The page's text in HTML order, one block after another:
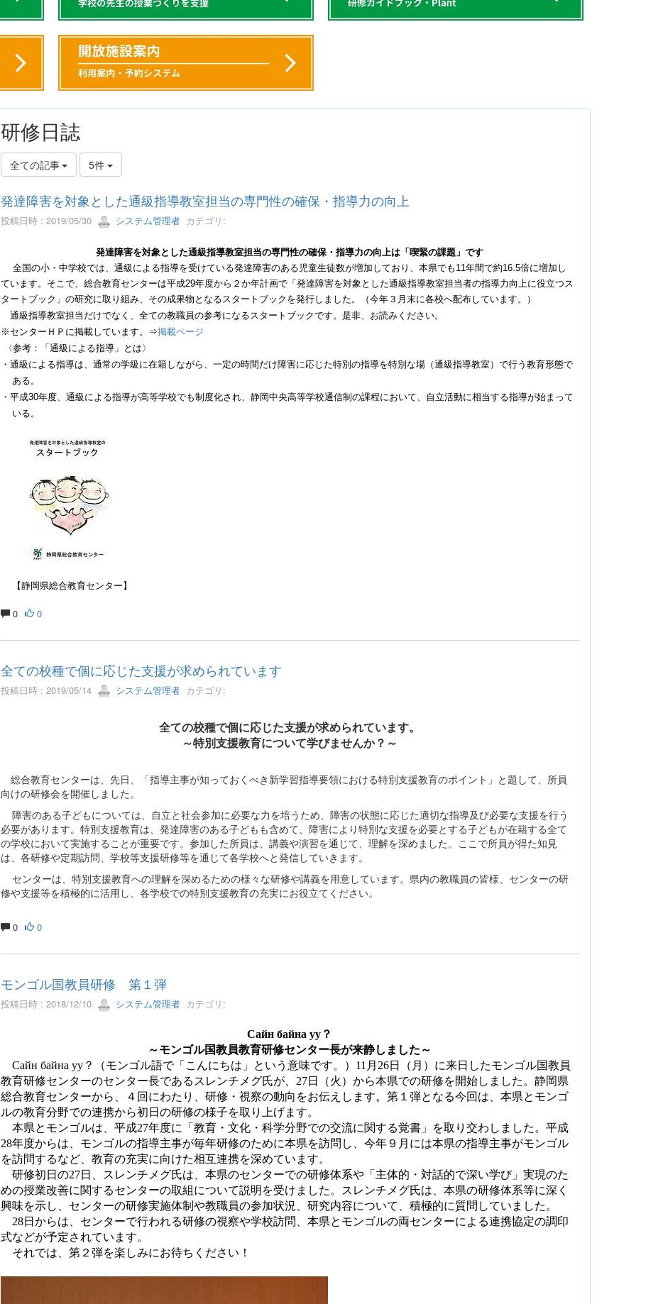
研修日誌
全ての記事 5件
発達障害を対象とした通級指導教室担当の専門性の確保・指導力の向上
投稿日時 : 2019/05/30 システム管理者カテゴリ:
発達障害を対象とした通級指導教室担当の専門性の確保・指導力の向上は「喫緊の課題」です
全国の小・中学校では、通級による指導を受けている発達障害のある児童生徒数が増加しており、本県でも 11年間で約16.5倍に増加し
ています。そこで、総合教育センターは平成29年度から２か年計画で「発達障害を対象とした通級指導教室担当者の指導力向上に役立つス
タートブック」の研究に取り組み、その成果物となるスタートブックを発行しました。（今年３月末に各校へ配布しています。）
通級指導教室担当だけでなく、全ての教職員の参考になるスタートブックです。是非、お読みください。
※センターＨＰに掲載しています。⇒掲載ページ
〈参考：「通級による指導」とは〉
・通級による指導は、通常の学級に在籍しながら、一定の時間だけ障害に応じた特別の指導を特別な場（通級指導教室）で行う教育形態で
ある。
・平成30年度、通級による指導が高等学校でも制度化され、静岡中央高等学校通信制の課程において、自立活動に相当する指導が始まって
いる。
【静岡県総合教育センター】
0 0
全ての校種で個に応じた支援が求められています
投稿日時 : 2019/05/14 システム管理者カテゴリ:
全ての校種で個に応じた支援が求められています。
～特別支援教育について学びませんか？～
総合教育センターは、先日、「指導主事が知っておくべき新学習指導要領における特別支援教育のポイント」と題して、所員
向けの研修会を開催しました。
障害のある子どもについては、自立と社会参加に必要な力を培うため、障害の状態に応じた適切な指導及び必要な支援を行う
必要があります。特別支援教育は、発達障害のある子どもも含めて、障害により特別な支援を必要とする子どもが在籍する全て
の学校において実施することが重要です。参加した所員は、講義や演習を通じて、理解を深めました。ここで所員が得た知見
は、各研修や定期訪問、学校等支援研修等を通じて各学校へと発信していきます。
センターは、特別支援教育への理解を深めるための様々な研修や講義を用意しています。県内の教職員の皆様、センターの研
修や支援等を積極的に活用し、各学校での特別支援教育の充実にお役立てください。
0 0
モンゴル国教員研修 第１弾
投稿日時 : 2018/12/10 システム管理者カテゴリ:
Сайн байна уу？
～モンゴル国教員教育研修センター長が来静しました～
Сайн байна уу？（モンゴル語で「こんにちは」という意味です。） 11 月 26日（月）に来日したモンゴル国教員
教育研修センターのセンター長であるスレンチメグ氏が、 27日（火）から本県での研修を開始しました。静岡県
総合教育センターから、４回にわたり、研修・視察の動向をお伝えします。第１弾となる今回は、本県とモンゴ
ルの教育分野での連携から初日の研修の様子を取り上げます。
本県とモンゴルは、平成27年度に「教育・文化・科学分野での交流に関する覚書」を取り交わしました。平成
28年度からは、モンゴルの指導主事が毎年研修のために本県を訪問し、今年９月には本県の指導主事がモンゴル
を訪問するなど、教育の充実に向けた相互連携を深めています。
研修初日の27日、スレンチメグ氏は、本県のセンターでの研修体系や「主体的・対話的で深い学び」実現のた
めの授業改善に関するセンターの取組について説明を受けました。スレンチメグ氏は、本県の研修体系等に深く
興味を示し、センターの研修実施体制や教職員の参加状況、研究内容について、積極的に質問していました。
28日からは、センターで行われる研修の視察や学校訪問、本県とモンゴルの両センターによる連携協定の調印
式などが予定されています。
それでは、第２弾を楽しみにお待ちください！